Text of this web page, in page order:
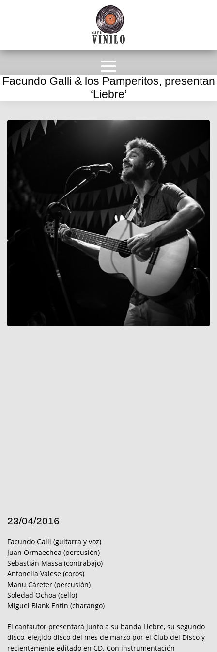
Facundo Galli & los Pamperitos, presentan
‘Liebre’
23/04/2016
Facundo Galli (guitarra y voz)
Juan Ormaechea (percusión)
Sebastián Massa (contrabajo)
Antonella Valese (coros)
Manu Cáreter (percusión)
Soledad Ochoa (cello)
Miguel Blank Entin (charango)
El cantautor presentará junto a su banda Liebre, su segundo
disco, elegido disco del mes de marzo por el Club del Disco y
recientemente editado en CD. Con instrumentación